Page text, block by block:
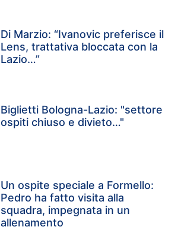
Di Marzio: “Ivanovic preferisce il
Lens, trattativa bloccata con la
Lazio…”
Biglietti Bologna-Lazio: "settore
ospiti chiuso e divieto…"
Un ospite speciale a Formello:
Pedro ha fatto visita alla
squadra, impegnata in un
allenamento